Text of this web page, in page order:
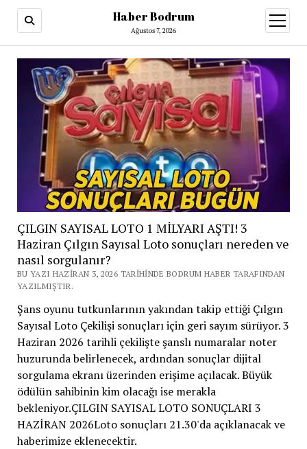
Haber Bodrum
Ağustos 7, 2026
aç
ÇILGIN SAYISAL LOTO 1 MİLYARI AŞTI! 3
Haziran Çılgın Sayısal Loto sonuçları nereden ve
nasıl sorgulanır?
BU YAZI HAZIRAN 3, 2026 TARIHINDE BODRUM HABER TARAFINDAN
YAZILMIŞTIR.
Şans oyunu tutkunlarının yakından takip ettiği Çılgın
Sayısal Loto Çekilişi sonuçları için geri sayım sürüyor. 3
Haziran 2026 tarihli çekilişte şanslı numaralar noter
huzurunda belirlenecek, ardından sonuçlar dijital
sorgulama ekranı üzerinden erişime açılacak. Büyük
ödülün sahibinin kim olacağı ise merakla
bekleniyor.ÇILGIN SAYISAL LOTO SONUÇLARI 3
HAZİRAN 2026Loto sonuçları 21.30'da açıklanacak ve
haberimize eklenecektir.